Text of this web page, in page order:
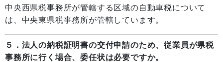
中央西県税事務所が管轄する区域の自動車税について
は、中央東県税事務所が管轄しています。
５．法人の納税証明書の交付申請のため、従業員が県税
事務所に行く場合、委任状は必要ですか。